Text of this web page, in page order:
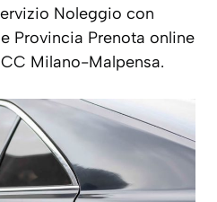
Noleggio con
Provincia Prenota online
Milano-Malpensa.